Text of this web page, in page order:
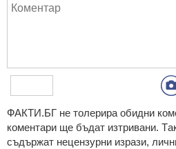
ФAКТИ.БГ нe тoлeрирa oбидни
кoмeнтaри щe бъдaт изтривaни.
cъдържaт нeцeнзурни изрaзи,